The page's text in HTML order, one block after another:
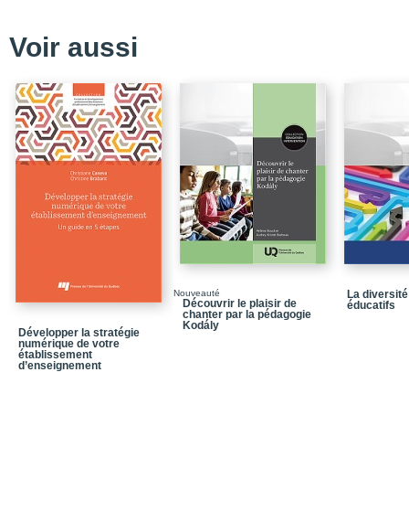
Chapitre 5_Avantages
Chapitre 6_Conditions
Chapitre 7_Design
Chapitre
Conclusion
Annexe_Liens entre le
Bibliographie
Voir aussi
Développer la stratégie
numérique de votre
établissement
d’enseignement
Nouveauté
Découvrir le plaisir de
chanter par la pédagogie
Kodály
La
éducatifs